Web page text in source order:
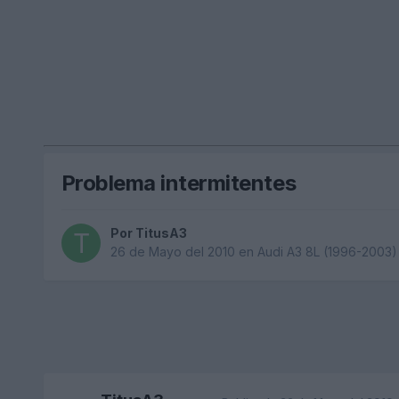
Problema intermitentes
Por TitusA3
26 de Mayo del 2010 en Audi A3 8L (1996-2003)